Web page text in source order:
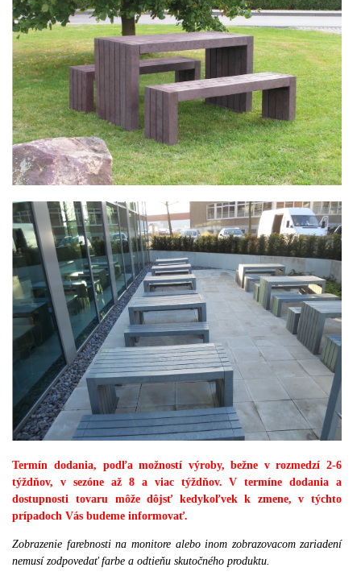
Termín dodania, podľa možností výroby, bežne v rozmedzí 2-6
týždňov, v sezóne až 8 a viac týždňov. V termíne dodania a
dostupnosti tovaru môže dôjsť kedykoľvek k zmene, v týchto
prípadoch Vás budeme informovať.
Zobrazenie farebnosti na monitore alebo inom zobrazovacom zariadení
nemusí zodpovedať farbe a odtieňu skutočného produktu.